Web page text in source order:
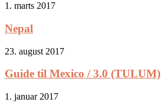
1. marts 2017
Nepal
23. august 2017
Guide til Mexico / 3.0 (TULUM)
1. januar 2017